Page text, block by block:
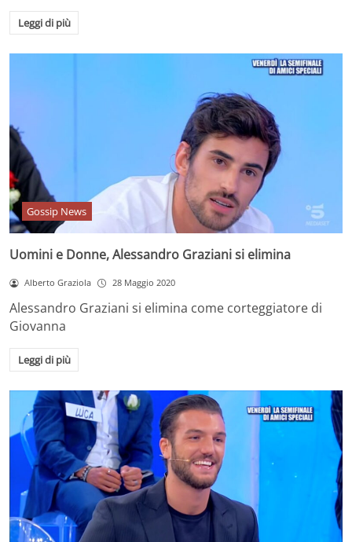
Leggi di più
Gossip News
Uomini e Donne, Alessandro Graziani si elimina
Alberto Graziola 28 Maggio 2020
Alessandro Graziani si elimina come corteggiatore di
Giovanna
Leggi di più